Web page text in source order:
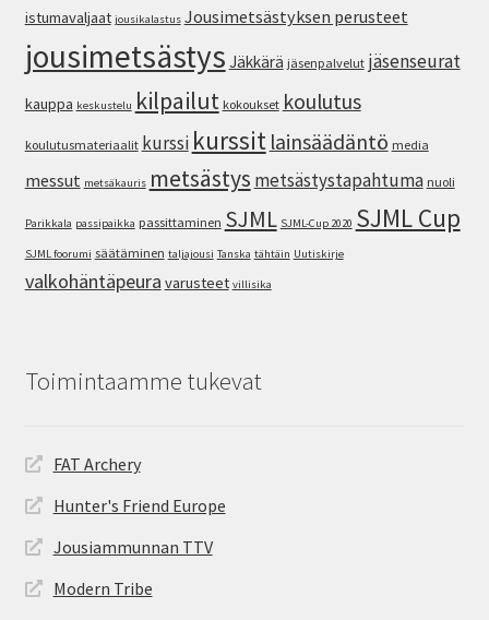
istumavaljaat jousikalastus Jousimetsästyksen perusteet
jousimetsästys Jäkkärä jäsenpalvelut jäsenseurat
kauppa keskustelu kilpailut kokoukset koulutus
koulutusmateriaalit kurssi kurssit lainsäädäntö media
messut metsäkauris metsästys metsästystapahtuma nuoli
Parikkala passipaikka passittaminen SJML SJML-Cup 2020 SJML Cup
SJML foorumi säätäminen taljajousi Tanska tähtäin Uutiskirje
valkohäntäpeura varusteet villisika
Toimintaamme tukevat
FAT Archery
Hunter's Friend Europe
Jousiammunnan TTV
Modern Tribe